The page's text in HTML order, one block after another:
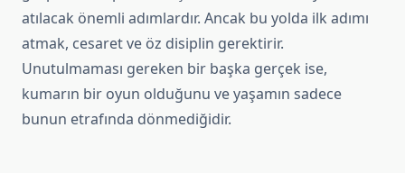
atılacak önemli adımlardır. Ancak bu yolda ilk adımı
atmak, cesaret ve öz disiplin gerektirir.
Unutulmaması gereken bir başka gerçek ise,
kumarın bir oyun olduğunu ve yaşamın sadece
bunun etrafında dönmediğidir.